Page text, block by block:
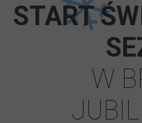
START
W